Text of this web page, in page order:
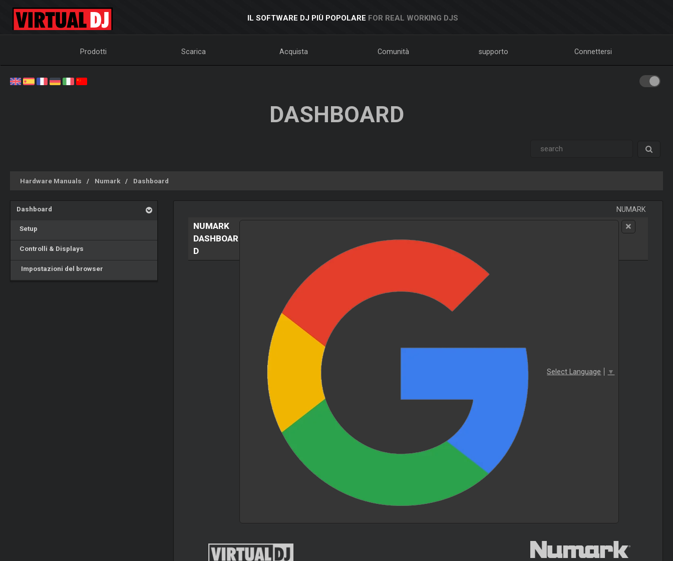
IL SOFTWARE DJ PIÙ POPOLARE FOR REAL WORKING DJS
Prodotti Scarica Acquista Comunità supporto Connettersi
DASHBOARD
Hardware Manuals Numark Dashboard
Dashboard
Setup
Controlli & Displays
Impostazioni del browser
NUMARK
Select Language ▼
NUMARK
DASHBOAR
D